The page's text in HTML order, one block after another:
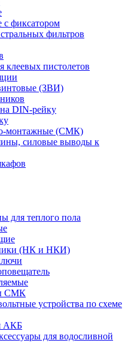
фиксатором
фильтров
клеевых пистолетов
(ЗВИ)
DIN-рейку
монтажные (СМК)
силовые выводы к
для теплого пола
(НК и НКИ)
СМК
устройства по схеме
АКБ
для водосливной